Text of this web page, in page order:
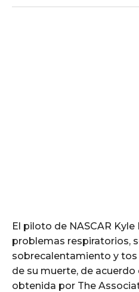
El piloto de NASCAR
problemas respiratorios,
sobrecalentamiento y tos
de su muerte, de acuerdo
obtenida por The